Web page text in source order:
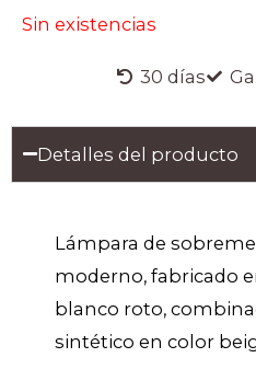
Sin existencias
30 días
Detalles del producto
Lámpara de
moderno, fabricado
blanco roto,
sintético en color